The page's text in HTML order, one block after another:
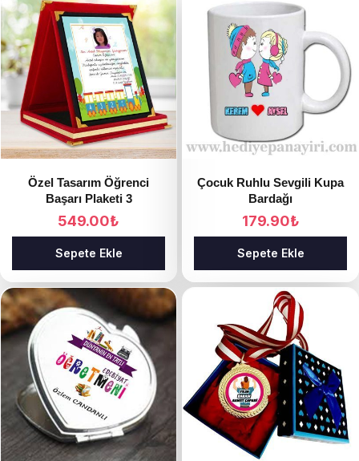
Özel Tasarım Öğrenci
Başarı Plaketi 3
549.00₺
Sepete Ekle
Çocuk Ruhlu Sevgili Kupa
Bardağı
179.90₺
Sepete Ekle